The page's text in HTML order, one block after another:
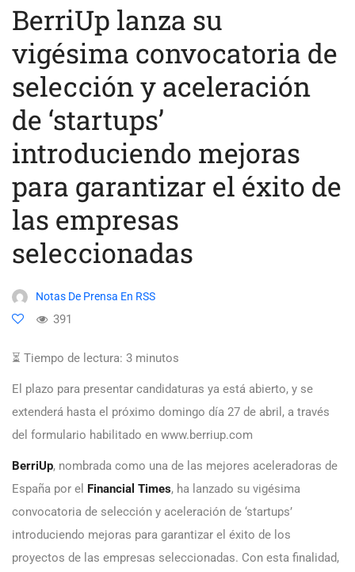
BerriUp lanza su
vigésima convocatoria de
selección y aceleración
de ‘startups’
introduciendo mejoras
para garantizar el éxito de
las empresas
seleccionadas
Notas De Prensa En RSS
391
⏳ Tiempo de lectura: 3 minutos
El plazo para presentar candidaturas ya está abierto, y se
extenderá hasta el próximo domingo día 27 de abril, a través
del formulario habilitado en www.berriup.com
BerriUp, nombrada como una de las mejores aceleradoras de
España por el Financial Times, ha lanzado su vigésima
convocatoria de selección y aceleración de ‘startups’
introduciendo mejoras para garantizar el éxito de los
proyectos de las empresas seleccionadas. Con esta finalidad,